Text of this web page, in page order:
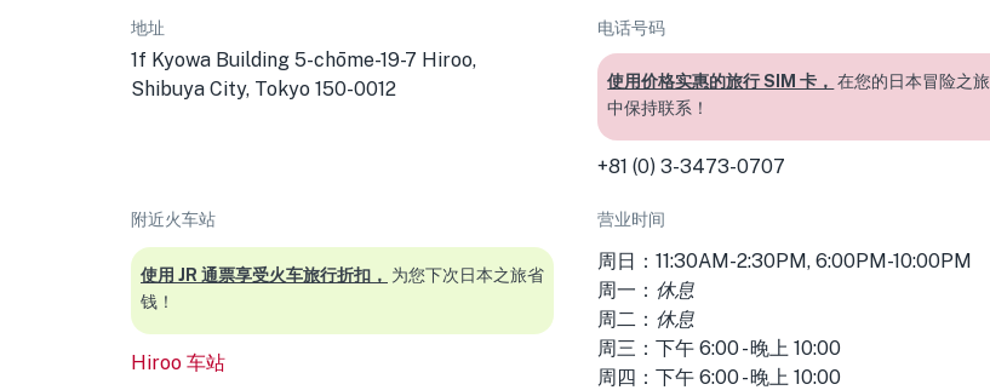
地址
1f Kyowa Building 5-chōme-19-7 Hiroo,
Shibuya City, Tokyo 150-0012
电话号码
使用价格实惠的旅行 SIM 卡， 在您的日本冒险之旅
中保持联系！
+81 (0) 3-3473-0707
附近火车站
使用 JR 通票享受火车旅行折扣， 为您下次日本之旅省
钱！
Hiroo 车站
营业时间
周日：11:30AM-2:30PM, 6:00PM-10:00PM
周一： 休息
周二： 休息
周三：下午 6:00 - 晚上 10:00
周四：下午 6:00 - 晚上 10:00